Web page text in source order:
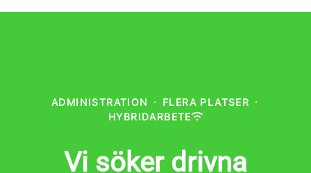
ADMINISTRATION · FLERA PLATSER ·
HYBRIDARBETE
Vi söker drivna